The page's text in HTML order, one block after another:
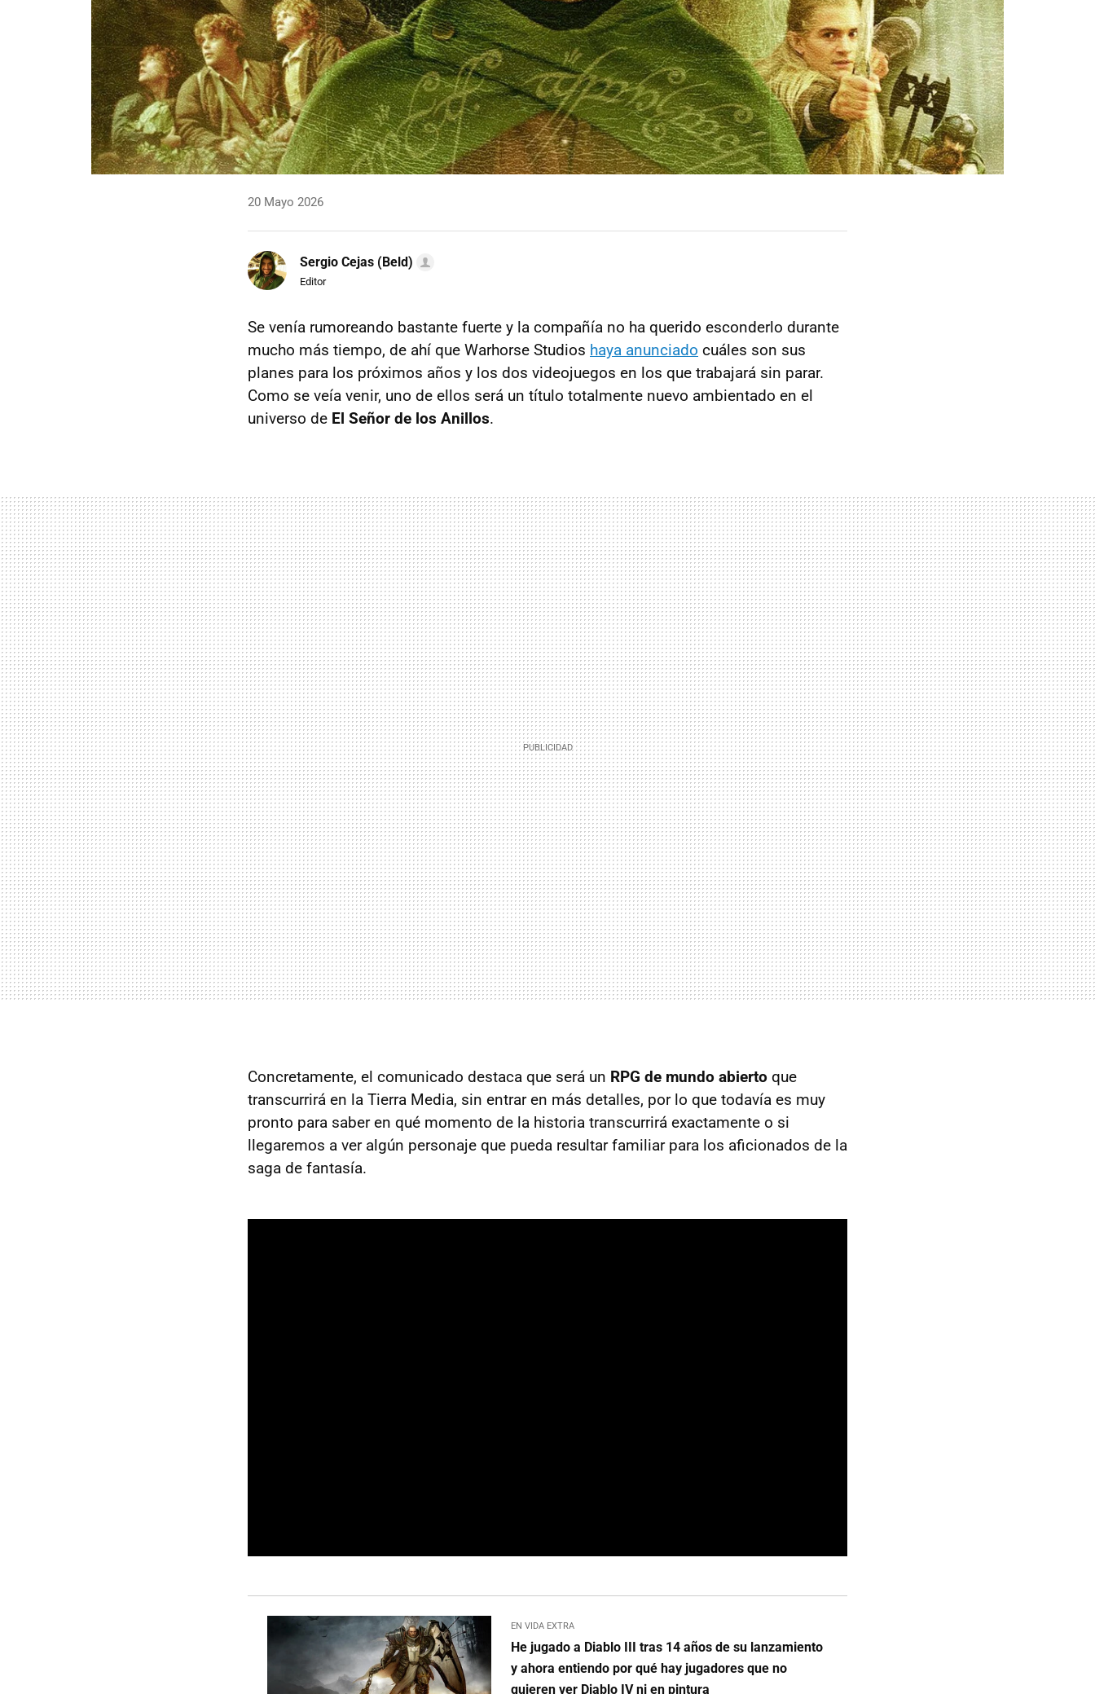
20 Mayo 2026
Sergio Cejas (Beld)
Editor
Se venía rumoreando bastante fuerte y la compañía no ha querido esconderlo durante
mucho más tiempo, de ahí que Warhorse Studios haya anunciado cuáles son sus
planes para los próximos años y los dos videojuegos en los que trabajará sin parar.
Como se veía venir, uno de ellos será un título totalmente nuevo ambientado en el
universo de El Señor de los Anillos.
Concretamente, el comunicado destaca que será un RPG de mundo abierto que
transcurrirá en la Tierra Media, sin entrar en más detalles, por lo que todavía es muy
pronto para saber en qué momento de la historia transcurrirá exactamente o si
llegaremos a ver algún personaje que pueda resultar familiar para los aficionados de la
saga de fantasía.
EN VIDA EXTRA
He jugado a Diablo III tras 14 años de su lanzamiento
y ahora entiendo por qué hay jugadores que no
quieren ver Diablo IV ni en pintura